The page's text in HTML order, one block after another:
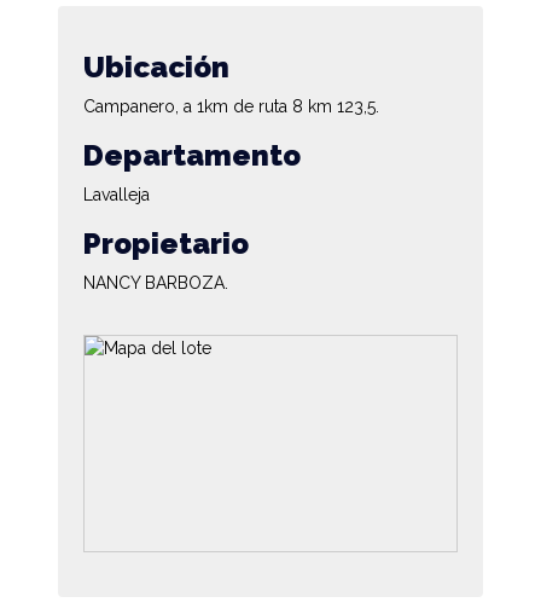
Ubicación
Campanero, a 1km de ruta 8 km 123,5.
Departamento
Lavalleja
Propietario
NANCY BARBOZA.